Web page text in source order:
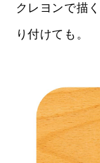
クレヨンで描
り付けても。